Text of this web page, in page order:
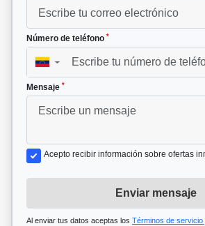
Número de teléfono *
▼
Mensaje *
Acepto recibir información sobre ofertas
Enviar mensaje
Al enviar tus datos aceptas los Términos de servicio